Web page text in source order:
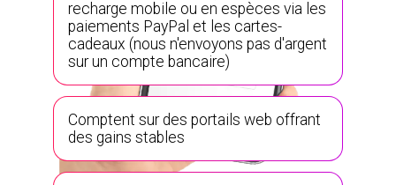
recharge mobile ou en espèces via les
paiements PayPal et les cartes-
cadeaux (nous n'envoyons pas d'argent
sur un compte bancaire)
Comptent sur des portails web offrant
des gains stables